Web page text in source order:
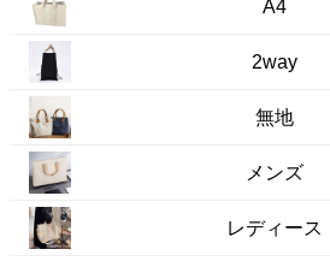
A4
2way
無地
メンズ
レディース